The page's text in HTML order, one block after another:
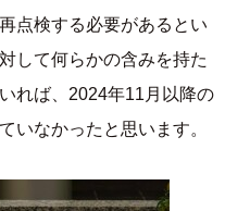
点検する必要があるとい
して何らかの含みを持た
れば、2024年11月以降の
いなかったと思います。